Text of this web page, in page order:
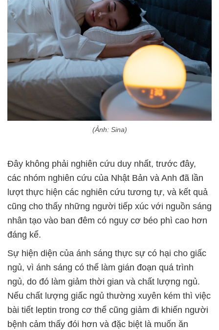
(Ảnh: Sina)
Đây không phải nghiên cứu duy nhất, trước đây,
các nhóm nghiên cứu của Nhật Bản và Anh đã lần
lượt thực hiện các nghiên cứu tương tự, và kết quả
cũng cho thấy những người tiếp xúc với nguồn sáng
nhân tạo vào ban đêm có nguy cơ béo phì cao hơn
đáng kể.
Sự hiện diện của ánh sáng thực sự có hại cho giấc
ngủ, vì ánh sáng có thể làm gián đoạn quá trình
ngủ, do đó làm giảm thời gian và chất lượng ngủ.
Nếu chất lượng giấc ngủ thường xuyên kém thì việc
bài tiết leptin trong cơ thể cũng giảm đi khiến người
bệnh cảm thấy đói hơn và đặc biệt là muốn ăn